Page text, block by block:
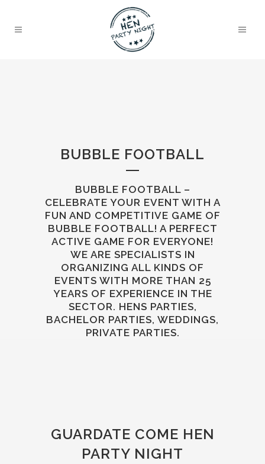
BUBBLE FOOTBALL
BUBBLE FOOTBALL –
CELEBRATE YOUR EVENT WITH A
FUN AND COMPETITIVE GAME OF
BUBBLE FOOTBALL! A PERFECT
ACTIVE GAME FOR EVERYONE!
WE ARE SPECIALISTS IN
ORGANIZING ALL KINDS OF
EVENTS WITH MORE THAN 25
YEARS OF EXPERIENCE IN THE
SECTOR. HENS PARTIES,
BACHELOR PARTIES, WEDDINGS,
PRIVATE PARTIES.
GUARDATE COME HEN
PARTY NIGHT